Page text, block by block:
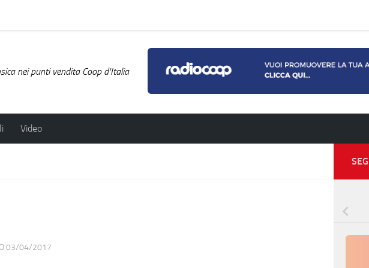
nei punti vendita Coop d'Italia
Video
03/04/2017